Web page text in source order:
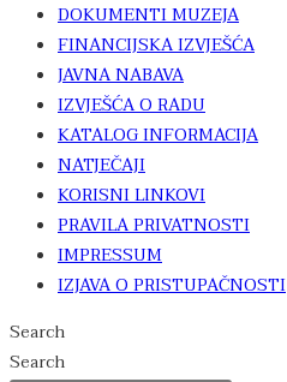
DOKUMENTI MUZEJA
FINANCIJSKA IZVJEŠĆA
JAVNA NABAVA
IZVJEŠĆA O RADU
KATALOG INFORMACIJA
NATJEČAJI
KORISNI LINKOVI
PRAVILA PRIVATNOSTI
IMPRESSUM
IZJAVA O PRISTUPAČNOSTI
Search
Search